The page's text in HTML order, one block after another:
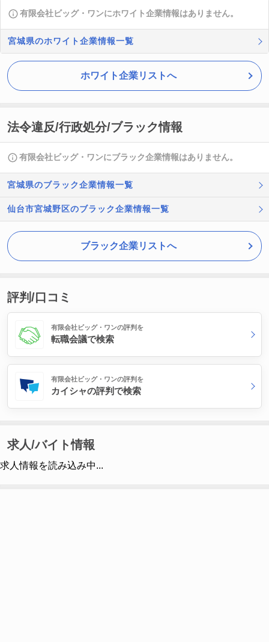
有限会社ビッグ・ワンにホワイト企業情報はありません。
宮城県のホワイト企業情報一覧
ホワイト企業リストへ
法令違反/行政処分/ブラック情報
有限会社ビッグ・ワンにブラック企業情報はありません。
宮城県のブラック企業情報一覧
仙台市宮城野区のブラック企業情報一覧
ブラック企業リストへ
評判/口コミ
有限会社ビッグ・ワンの評判を
転職会議で検索
有限会社ビッグ・ワンの評判を
カイシャの評判で検索
求人/バイト情報
求人情報を読み込み中...